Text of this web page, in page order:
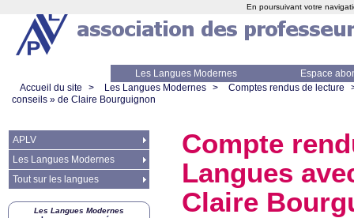
Les Langues Modernes
Espace
Accueil du site
> Les Langues Modernes > Comptes rendus de lecture
conseils » de Claire Bourguignon
Compte
Langues
Claire
APLV
Les Langues Modernes
Tout sur les langues
Les Langues Modernes
En poursuivant votre